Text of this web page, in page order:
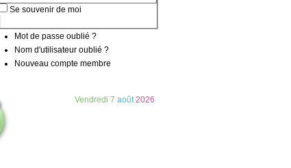
Se souvenir de moi
Mot de passe oublié ?
Nom d'utilisateur oublié ?
Nouveau compte membre
Vendredi 7 août2026